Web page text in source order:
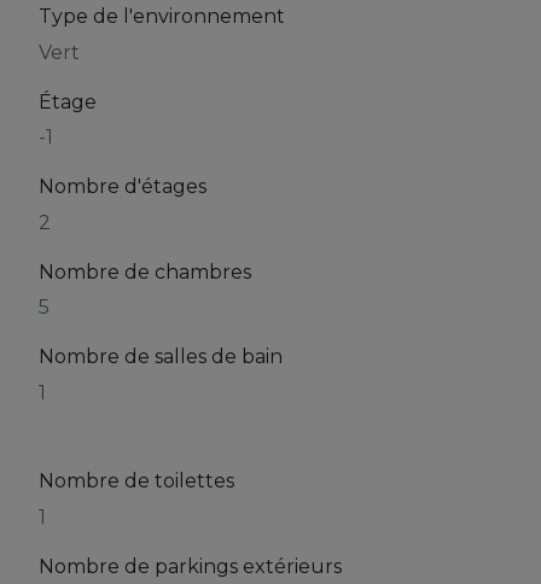
Type de l'environnement
Vert
Étage
-1
Nombre d'étages
2
Nombre de chambres
5
Nombre de salles de bain
1
Nombre de toilettes
1
Nombre de parkings extérieurs